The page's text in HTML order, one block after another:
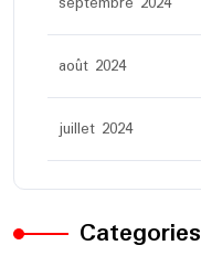
août 2024
juillet 2024
Categories